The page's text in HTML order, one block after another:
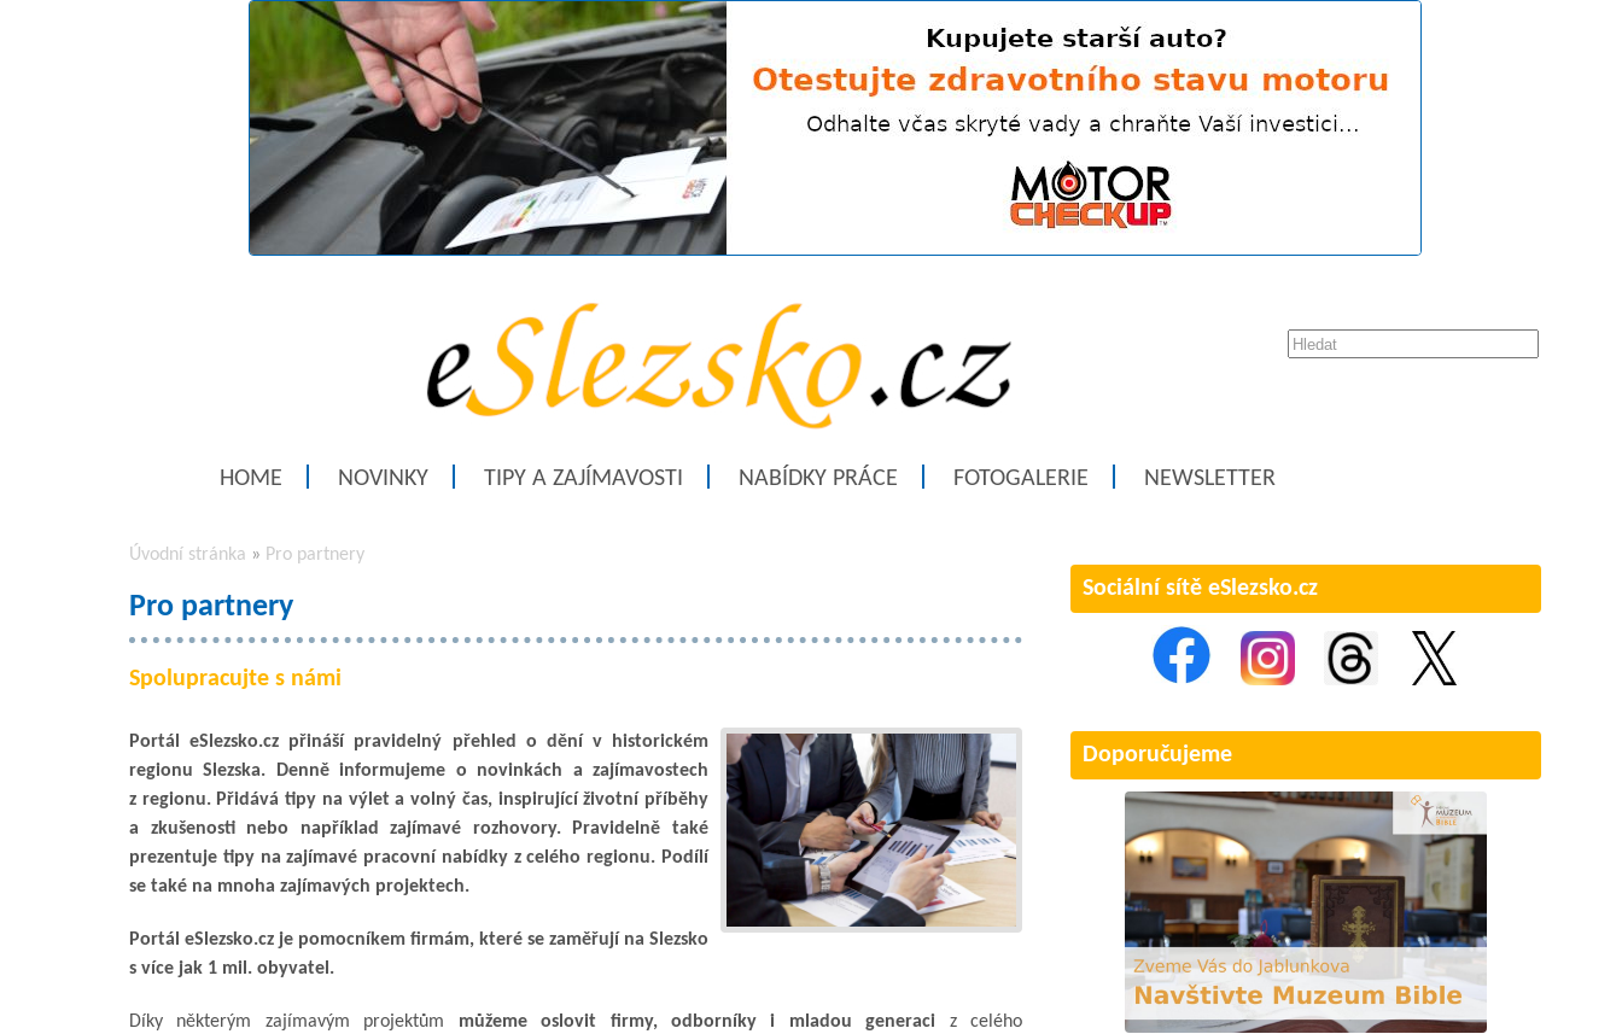
HOME NOVINKY TIPY A ZAJÍMAVOSTI NABÍDKY PRÁCE FOTOGALERIE NEWSLETTER
Úvodní stránka » Pro partnery
Pro partnery
Spolupracujte s námi
Portál eSlezsko.cz přináší pravidelný přehled o dění v historickém
regionu Slezska. Denně informujeme o novinkách a zajímavostech
z regionu. Přidává tipy na výlet a volný čas, inspirující životní příběhy
a zkušenosti nebo například zajímavé rozhovory. Pravidelně také
prezentuje tipy na zajímavé pracovní nabídky z celého regionu. Podílí
se také na mnoha zajímavých projektech.
Portál eSlezsko.cz je pomocníkem firmám, které se zaměřují na Slezsko
s více jak 1 mil. obyvatel.
Díky některým zajímavým projektům můžeme oslovit firmy, odborníky i mladou generaci z celého
Sociální sítě eSlezsko.cz
Doporučujeme